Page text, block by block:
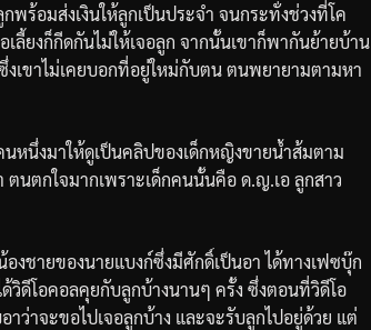
ร้อมส่งเงินให้ลูกเป็นประจำ จนกระทั่งช่วงที่โค
ลี้ยงก็กีดกันไม่ให้เจอลูก จากนั้นเขาก็พากันย้ายบ้าน
เขาไม่เคยบอกที่อยู่ใหม่กับตน ตนพยายามตามหา
หนึ่งมาให้ดูเป็นคลิปของเด็กหญิงขายน้ำส้มตาม
นตกใจมากเพราะเด็กคนนั้นคือ ด.ญ.เอ ลูกสาว
ชายของนายแบงก์ซึ่งมีศักดิ์เป็นอา ได้ทางเฟซบุ๊ก
วิดีโอคอลคุยกับลูกบ้างนานๆ ครั้ง ซึ่งตอนที่วิดีโอ
ว่าจะขอไปเจอลูกบ้าง และจะรับลูกไปอยู่ด้วย แต่